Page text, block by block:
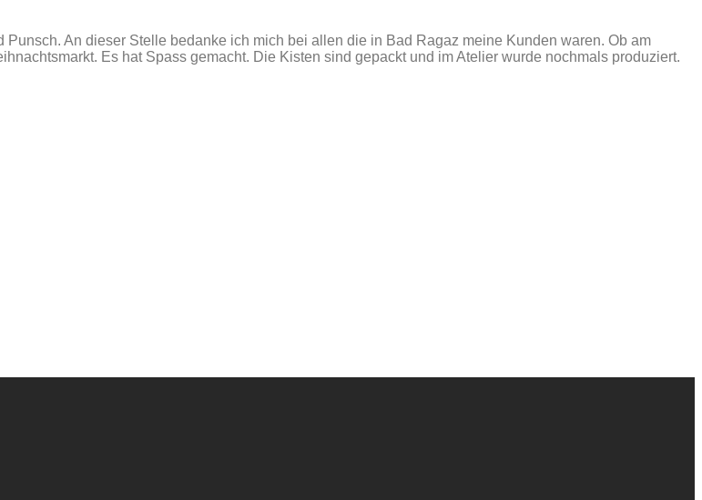
An dieser Stelle bedanke ich mich bei allen die in Bad Ragaz meine Kunden waren. Ob am
Es hat Spass gemacht. Die Kisten sind gepackt und im Atelier wurde nochmals produziert.